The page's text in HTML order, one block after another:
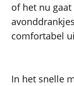
of het nu
comfortabel
In het snelle